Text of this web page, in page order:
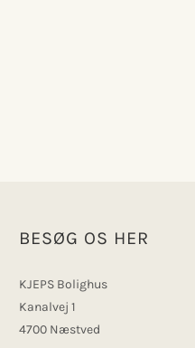
BESØG OS HER
KJEPS Bolighus
Kanalvej 1
4700 Næstved